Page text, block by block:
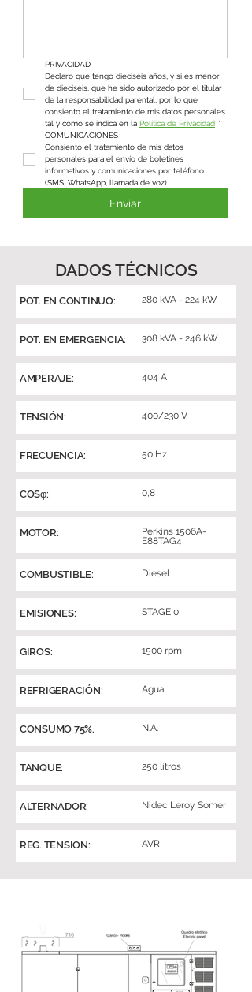
PRIVACIDAD
Declaro que tengo dieciséis años, y si es menor
de dieciséis, que he sido autorizado por el titular
de la responsabilidad parental, por lo que
consiento el tratamiento de mis datos personales
tal y como se indica en la Política de Privacidad *
COMUNICACIONES
Consiento el tratamiento de mis datos
personales para el envío de boletines
informativos y comunicaciones por teléfono
(SMS, WhatsApp, llamada de voz).
Enviar
DADOS TÉCNICOS
POT. EN CONTINUO: 280 kVA - 224 kW
POT. EN EMERGENCIA: 308 kVA - 246 kW
AMPERAJE: 404 A
TENSIÓN: 400/230 V
FRECUENCIA: 50 Hz
COSφ: 0,8
MOTOR:
Perkins 1506A-
E88TAG4
COMBUSTIBLE: Diesel
EMISIONES: STAGE 0
GIROS: 1500 rpm
REFRIGERACIÓN: Agua
CONSUMO 75%. N.A.
TANQUE: 250 litros
ALTERNADOR: Nidec Leroy Somer
REG. TENSION: AVR